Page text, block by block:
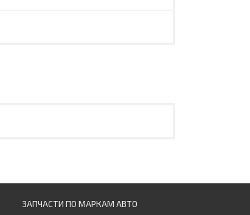
ЗАПЧАСТИ ПО МАРКАМ АВТО